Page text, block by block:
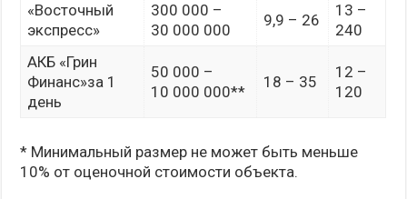
«Восточный
экспресс»
300 000 –
30 000 000
9,9 – 26
13 –
240
АКБ «Грин
Финанс»за 1
день
50 000 –
10 000 000**
18 – 35
12 –
120
* Минимальный размер не может быть меньше
10% от оценочной стоимости объекта.